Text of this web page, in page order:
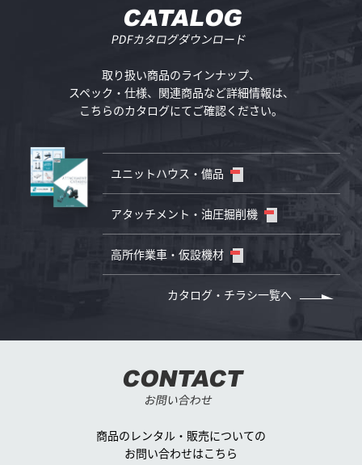
CATALOG
PDFカタログダウンロード
取り扱い商品のラインナップ、
スペック・仕様、 関連商品など詳細情報は、
こちらのカタログにてご確認ください。
ユニットハウス・備品
アタッチメント・油圧掘削機
高所作業車・仮設機材
カタログ・チラシ一覧へ
CONTACT
お問い合わせ
商品のレンタル・販売についての
お問い合わせはこちら